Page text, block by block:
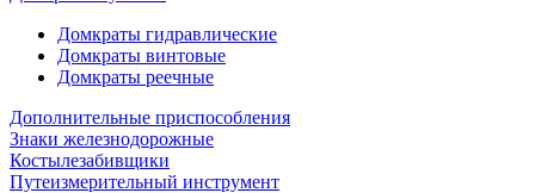
Домкраты гидравлические
Домкраты винтовые
Домкраты реечные
Дополнительные приспособления
Знаки железнодорожные
Костылезабивщики
Путеизмерительный инструмент